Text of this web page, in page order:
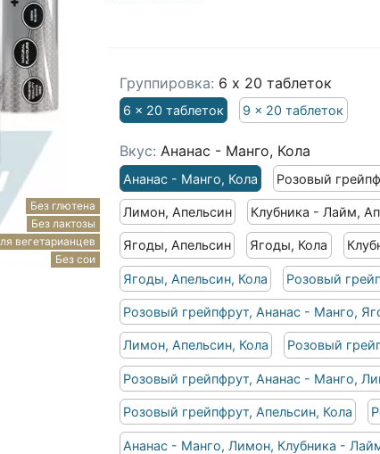
Без глютена
Без лактозы
вегетарианцев
Без сои
Группировка: 6 x 20 таблеток
6 x 20 таблеток 9 x 20 таблеток
Вкус: Ананас - Манго, Кола
Ананас - Манго, Кола Розовый
Лимон, Апельсин Клубника - Лайм,
Ягоды, Апельсин Ягоды, Кола
Ягоды, Апельсин, Кола Розовый
Розовый грейпфрут, Ананас - Манго,
Лимон, Апельсин, Кола Розовый
Розовый грейпфрут, Ананас - Манго,
Розовый грейпфрут, Апельсин, Кола
Ананас - Манго, Лимон, Клубника -